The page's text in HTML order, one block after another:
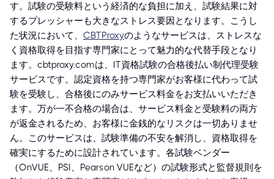
す。試験の受験料という経済的な負担に加え、試験結果に対
するプレッシャーも大きなストレス要因となります。こうし
た状況において、 CBTProxyのようなサービスは、ストレスな
く資格取得を目指す専門家にとって魅力的な代替手段となり
ます。cbtproxy.comは、IT資格試験の合格後払い制代理受験
サービスです。認定資格を持つ専門家がお客様に代わって試
験を受験し、合格後にのみサービス料金をお支払いいただき
ます。万が一不合格の場合は、サービス料金と受験料の両方
が返金されるため、お客様に金銭的なリスクは一切ありませ
ん。このサービスは、試験準備の不安を解消し、資格取得を
確実にするために設計されています。各試験ベンダー
（OnVUE、PSI、Pearson VUEなど）の試験形式と監督規則を